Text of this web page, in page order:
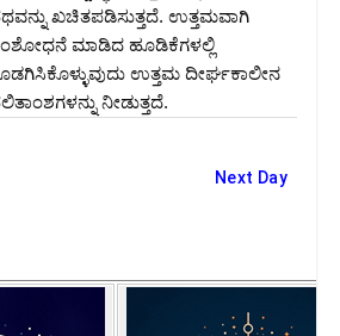
ಖಚಿತಪಡಿಸುತ್ತದೆ. ಉತ್ತಮವಾಗಿ
ಮಾಡಿದ ಹೂಡಿಕೆಗಳಲ್ಲಿ
ಉತ್ತಮ ದೀರ್ಘಕಾಲೀನ
ನೀಡುತ್ತದೆ.
Next Day